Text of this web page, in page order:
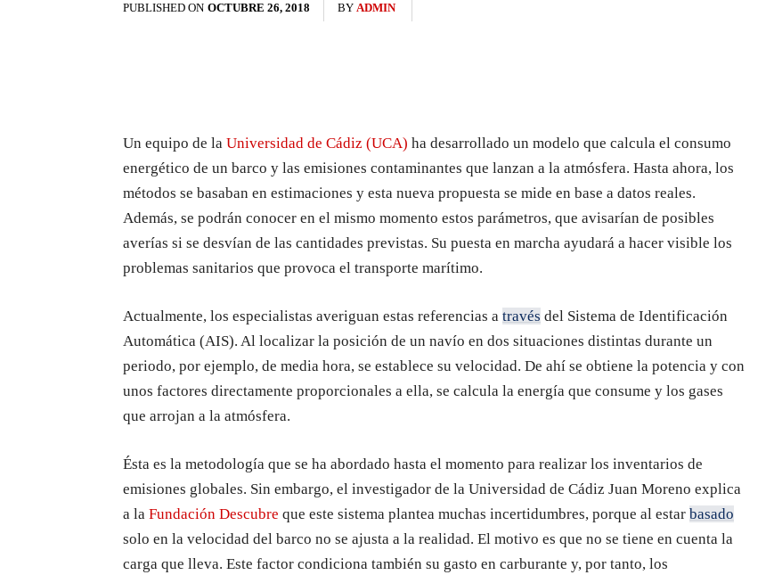
PUBLISHED ON OCTUBRE 26, 2018 BY ADMIN
Un equipo de la Universidad de Cádiz (UCA) ha desarrollado un modelo que calcula el consumo
energético de un barco y las emisiones contaminantes que lanzan a la atmósfera. Hasta ahora, los
métodos se basaban en estimaciones y esta nueva propuesta se mide en base a datos reales.
Además, se podrán conocer en el mismo momento estos parámetros, que avisarían de posibles
averías si se desvían de las cantidades previstas. Su puesta en marcha ayudará a hacer visible los
problemas sanitarios que provoca el transporte marítimo.
Actualmente, los especialistas averiguan estas referencias a través del Sistema de Identificación
Automática (AIS). Al localizar la posición de un navío en dos situaciones distintas durante un
periodo, por ejemplo, de media hora, se establece su velocidad. De ahí se obtiene la potencia y con
unos factores directamente proporcionales a ella, se calcula la energía que consume y los gases
que arrojan a la atmósfera.
Ésta es la metodología que se ha abordado hasta el momento para realizar los inventarios de
emisiones globales. Sin embargo, el investigador de la Universidad de Cádiz Juan Moreno explica
a la Fundación Descubre que este sistema plantea muchas incertidumbres, porque al estar basado
solo en la velocidad del barco no se ajusta a la realidad. El motivo es que no se tiene en cuenta la
carga que lleva. Este factor condiciona también su gasto en carburante y, por tanto, los